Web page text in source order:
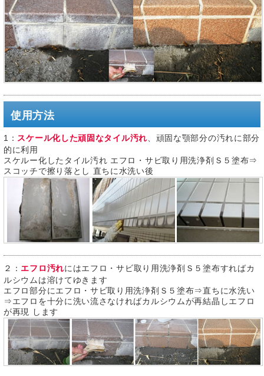
使用方法
1： スケール化した頑固なタイル汚れ 、頑固な顎部分の汚れに部分
的に利用
スケルー化したタイル汚れ エフロ・サビ取り用洗浄剤Ｓ５塗布⇒
スコッチで擦り落とし 直ちに水洗い後
２： エフロ汚れにはエフロ・サビ取り用洗浄剤Ｓ５塗布すればカ
ルシウムは溶けてゆきます
エフロ部分にエフロ・サビ取り用洗浄剤Ｓ５塗布⇒直ちに水洗い
⇒エフロを十分に洗い流さなければカルシウムが再結晶しエフロ
が再現 します